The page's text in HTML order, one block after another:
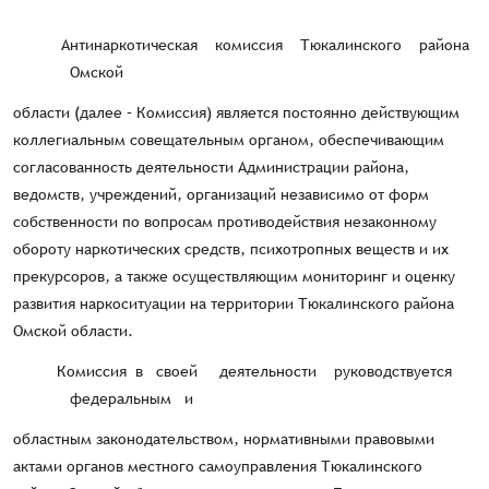
Антинаркотическая комиссия Тюкалинского района
Омской
области (далее – Комиссия) является постоянно действующим
коллегиальным совещательным органом, обеспечивающим
согласованность деятельности Администрации района,
ведомств, учреждений, организаций независимо от форм
собственности по вопросам противодействия незаконному
обороту наркотических средств, психотропных веществ и их
прекурсоров, а также осуществляющим мониторинг и оценку
развития наркоситуации на территории Тюкалинского района
Омской области.
Комиссия в своей деятельности руководствуется
федеральным и
областным законодательством, нормативными правовыми
актами органов местного самоуправления Тюкалинского